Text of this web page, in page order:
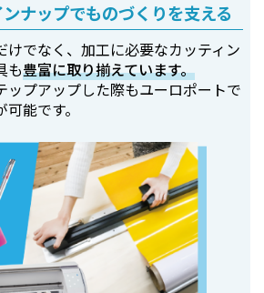
ナップでものづくりを支える
けでなく、加工に必要なカッティン
も豊富に取り揃えています。
ップアップした際もユーロポートで
能です。